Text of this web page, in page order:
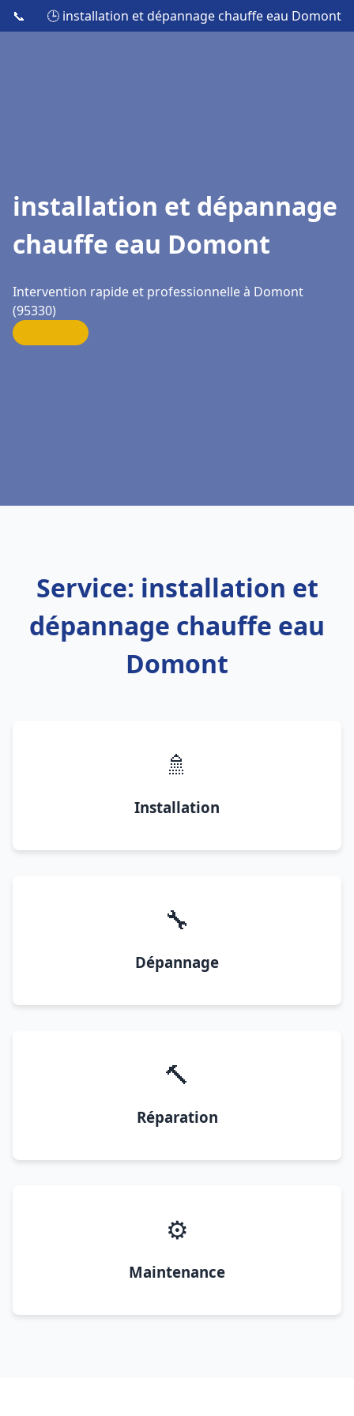
📞 🕒 installation et dépannage chauffe eau Domont
installation et dépannage
chauffe eau Domont
Intervention rapide et professionnelle à Domont
(95330)
Service: installation et
dépannage chauffe eau
Domont
🚿
Installation
🔧
Dépannage
🔨
Réparation
⚙️
Maintenance